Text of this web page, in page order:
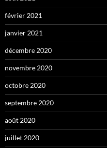
février 2021
janvier 2021
décembre 2020
novembre 2020
octobre 2020
septembre 2020
août 2020
juillet 2020